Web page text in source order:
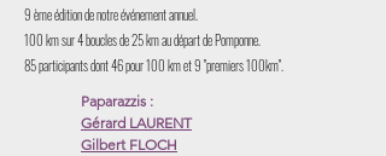
9 ème édition de notre événement annuel.
100 km sur 4 boucles de 25 km au départ de Pomponne.
85 participants dont 46 pour 100 km et 9 "premiers 100km".
Paparazzis :
Gérard LAURENT
Gilbert FLOCH